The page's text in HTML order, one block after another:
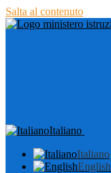
Salta al contenuto
Italiano
Italiano
English